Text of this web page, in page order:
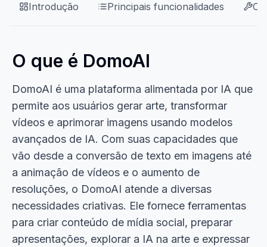
Introdução Principais funcionalidades
O que é DomoAI
DomoAI é uma plataforma alimentada por IA que
permite aos usuários gerar arte, transformar
vídeos e aprimorar imagens usando modelos
avançados de IA. Com suas capacidades que
vão desde a conversão de texto em imagens até
a animação de vídeos e o aumento de
resoluções, o DomoAI atende a diversas
necessidades criativas. Ele fornece ferramentas
para criar conteúdo de mídia social, preparar
apresentações, explorar a IA na arte e expressar